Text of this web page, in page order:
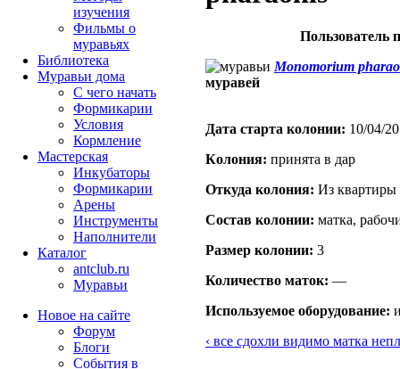
Пользователь
Monomorium
муравей
Дата старта кoлонии: 10/04/
Кoлония: принята в дар
Откуда кoлония: Из квартиры
Состав кoлонии: матка,
Размер кoлонии: 3
Количество маток: —
Используемое оборудование:
‹ все сдохли видимо матка
изучения
Фильмы о
муравьях
Библиотека
Муравьи дома
С чего начать
Формикарии
Условия
Кормление
Мастерская
Инкубаторы
Формикарии
Арены
Инструменты
Наполнители
Каталог
antclub.ru
Муравьи
Новое на сайте
Форум
Блоги
События в